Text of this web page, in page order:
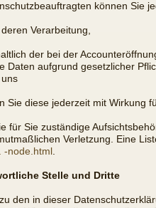
können Sie
Verarbeitung,
der bei der
Daten aufgrund gesetzlicher
Sie diese jederzeit mit Wirkung
für Sie zuständige
Verletzung. Eine
-node.html .
Stelle und Dritte
den in dieser